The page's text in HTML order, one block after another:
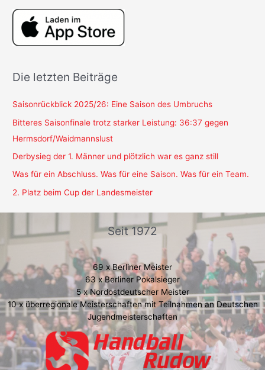
Die letzten Beiträge
Saisonrückblick 2025/26: Eine Saison des Umbruchs
Bitteres Saisonfinale trotz starker Leistung: 36:37 gegen
Hermsdorf/Waidmannslust
Derbysieg der 1. Männer und plötzlich war es ganz still
Was für ein Abschluss. Was für eine Saison. Was für ein Team.
2. Platz beim Cup der Landesmeister
Seit 1972
69 x Berliner Meister
63 x Berliner Pokalsieger
5 x Nordostdeutscher Meister
10 x überregionale Meisterschaften mit Teilnahmen an Deutschen
Jugendmeisterschaften